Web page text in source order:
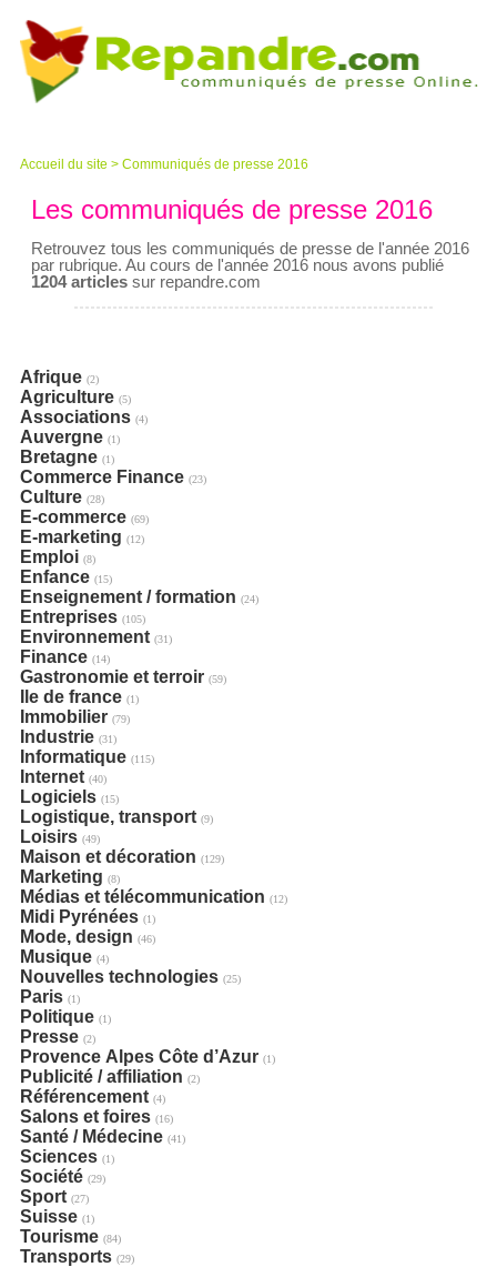
Accueil du site > Communiqués de presse 2016
Les communiqués de presse 2016
Retrouvez tous les communiqués de presse de l'année 2016
par rubrique. Au cours de l'année 2016 nous avons publié
1204 articles sur repandre.com
Afrique (2)
Agriculture (5)
Associations (4)
Auvergne (1)
Bretagne (1)
Commerce Finance (23)
Culture (28)
E-commerce (69)
E-marketing (12)
Emploi (8)
Enfance (15)
Enseignement / formation (24)
Entreprises (105)
Environnement (31)
Finance (14)
Gastronomie et terroir (59)
Ile de france (1)
Immobilier (79)
Industrie (31)
Informatique (115)
Internet (40)
Logiciels (15)
Logistique, transport (9)
Loisirs (49)
Maison et décoration (129)
Marketing (8)
Médias et télécommunication (12)
Midi Pyrénées (1)
Mode, design (46)
Musique (4)
Nouvelles technologies (25)
Paris (1)
Politique (1)
Presse (2)
Provence Alpes Côte d’Azur (1)
Publicité / affiliation (2)
Référencement (4)
Salons et foires (16)
Santé / Médecine (41)
Sciences (1)
Société (29)
Sport (27)
Suisse (1)
Tourisme (84)
Transports (29)